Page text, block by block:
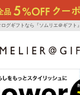
ログギフトなら『ソムリエ＠ギフト』